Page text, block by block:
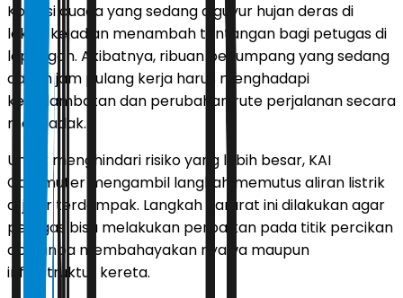
Kondisi cuaca yang sedang diguyur hujan deras di
lokasi kejadian menambah tantangan bagi petugas di
lapangan. Akibatnya, ribuan penumpang yang sedang
dalam jam pulang kerja harus menghadapi
keterlambatan dan perubahan rute perjalanan secara
mendadak.
Untuk menghindari risiko yang lebih besar, KAI
Commuter mengambil langkah memutus aliran listrik
di jalur terdampak. Langkah darurat ini dilakukan agar
petugas bisa melakukan perbaikan pada titik percikan
api tanpa membahayakan nyawa maupun
infrastruktur kereta.